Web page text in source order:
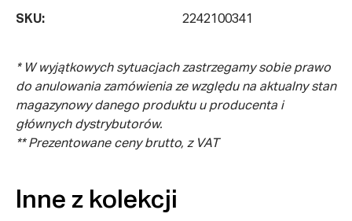
SKU: 2242100341
* W wyjątkowych sytuacjach zastrzegamy sobie prawo
do anulowania zamówienia ze względu na aktualny stan
magazynowy danego produktu u producenta i
głównych dystrybutorów.
** Prezentowane ceny brutto, z VAT
Inne z kolekcji